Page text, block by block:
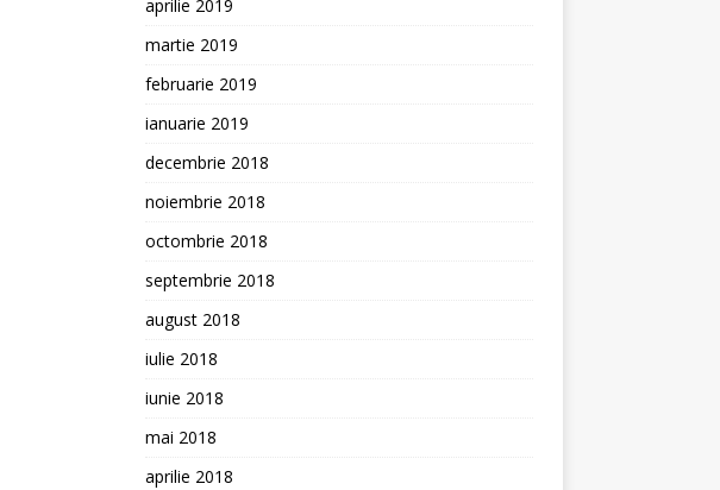
aprilie 2019
martie 2019
februarie 2019
ianuarie 2019
decembrie 2018
noiembrie 2018
octombrie 2018
septembrie 2018
august 2018
iulie 2018
iunie 2018
mai 2018
aprilie 2018